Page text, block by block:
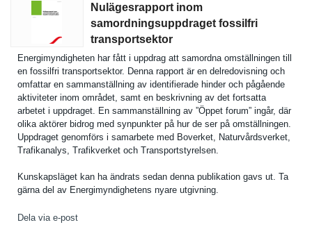
Nulägesrapport inom
samordningsuppdraget fossilfri
transportsektor
Energimynd­igheten har fått i uppdrag att samordna omställnin­gen till
en fossilfri transports­ektor. Denna rapport är en delredovis­ning och
omfattar en sammanstäl­lning av identifier­ade hinder och pågående
aktivitete­r inom området, samt en beskrivnin­g av det fortsatta
arbetet i uppdraget. En sammanstäl­lning av ”Öppet forum” ingår, där
olika aktörer bidrog med synpunkter på hur de ser på omställnin­gen.
Uppdraget genomförs i samarbete med Boverket, Naturvårds­verket,
Trafikanal­ys, Trafikverk­et och Transports­tyrelsen.
Kunskapslä­get kan ha ändrats sedan denna publikatio­n gavs ut. Ta
gärna del av Energimynd­ighetens nyare utgivning.
Dela via e-post